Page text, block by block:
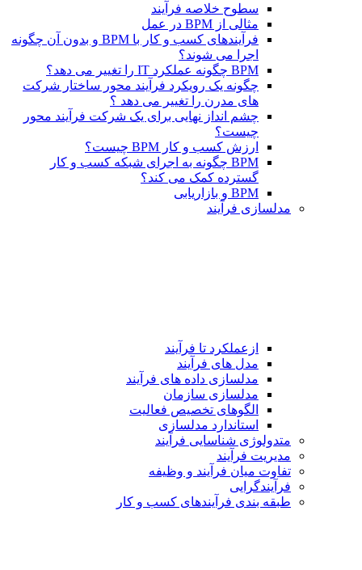
سطوح خلاصه فرآیند
مثالی از BPM در عمل
فرآیندهای کسب و کار با BPM و بدون آن چگونه
اجرا می شوند؟
BPM چگونه عملکرد IT را تغییر می دهد؟
چگونه یک رویکرد فرآیند محور ساختار شرکت
های مدرن را تغییر می دهد ؟
چشم انداز نهایی برای یک شرکت فرآیند محور
چیست؟
ارزش کسب و کار BPM چیست؟
BPM چگونه به اجرای شبکه کسب و کار
گسترده کمک می کند؟
BPM و بازاریابی
مدلسازی فرآیند
ازعملکرد تا فرآیند
مدل های فرآیند
مدلسازی داده های فرآیند
مدلسازی سازمان
الگوهای تخصیص فعالیت
استاندارد مدلسازی
متدولوژی شناسایی فرآیند
مدیریت فرآیند
تفاوت میان فرآیند و وظیفه
فرآیندگرایی
طبقه بندی فرآیندهای كسب و كار